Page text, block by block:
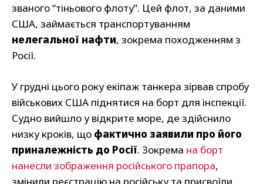
званого “тіньового флоту”. Цей флот, за даними
США, займається транспортуванням
нелегальної нафти, зокрема походженням з
Росії.
У грудні цього року екіпаж танкера зірвав спробу
військових США піднятися на борт для інспекції.
Судно вийшло у відкрите море, де здійснило
низку кроків, що фактично заявили про його
приналежність до Росії. Зокрема на борт
нанесли зображення російського прапора,